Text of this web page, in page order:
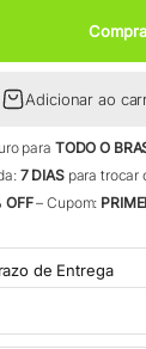
Adicionar ao
para TODO O
7 DIASpara trocar
OFF– Cupom:
de Entrega